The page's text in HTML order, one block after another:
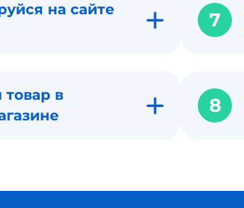
на сайте
в
7
8